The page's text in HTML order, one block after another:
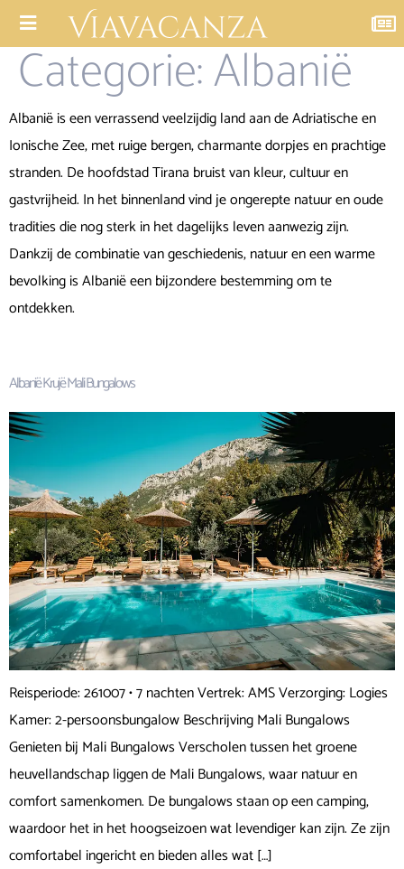
Categorie:Albanië
Albanië is een verrassend veelzijdig land aan de Adriatische en
Ionische Zee, met ruige bergen, charmante dorpjes en prachtige
stranden. De hoofdstad Tirana bruist van kleur, cultuur en
gastvrijheid. In het binnenland vind je ongerepte natuur en oude
tradities die nog sterk in het dagelijks leven aanwezig zijn.
Dankzij de combinatie van geschiedenis, natuur en een warme
bevolking is Albanië een bijzondere bestemming om te
ontdekken.
Albanië Krujë Mali Bungalows
Reisperiode: 261007 • 7 nachten Vertrek: AMS Verzorging: Logies
Kamer: 2-persoonsbungalow Beschrijving Mali Bungalows
Genieten bij Mali Bungalows Verscholen tussen het groene
heuvellandschap liggen de Mali Bungalows, waar natuur en
comfort samenkomen. De bungalows staan op een camping,
waardoor het in het hoogseizoen wat levendiger kan zijn. Ze zijn
comfortabel ingericht en bieden alles wat […]